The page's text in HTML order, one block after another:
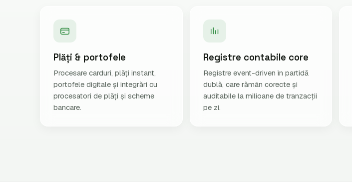
Plăți & portofele
Procesare carduri, plăți instant,
portofele digitale și integrări cu
procesatori de plăți și scheme
bancare.
Registre contabile core
Registre event-driven în partidă
dublă, care rămân corecte și
auditabile la milioane de tranzacții
pe zi.